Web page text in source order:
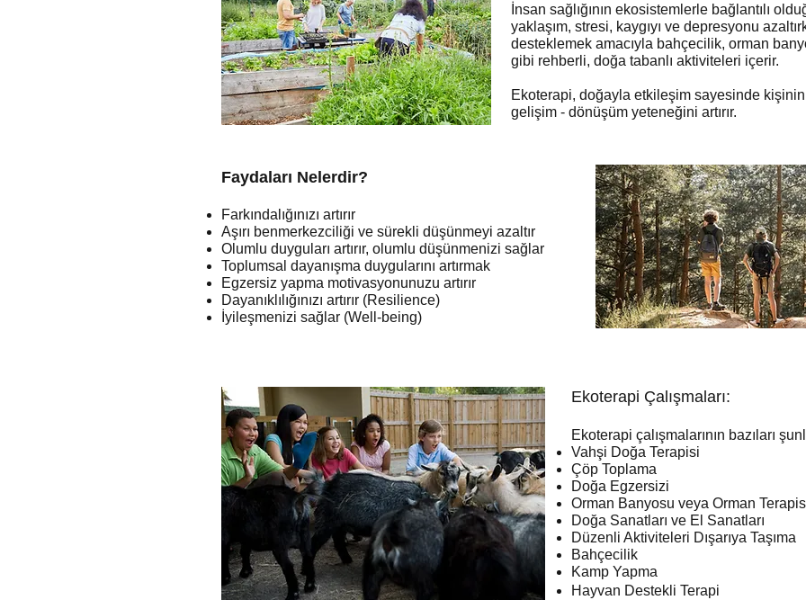
İnsan sağlığının ekosistemlerle bağlantılı
yaklaşım, stresi, kaygıyı ve depresyonu
desteklemek amacıyla bahçecilik, orman
gibi rehberli, doğa tabanlı aktiviteleri içerir.
Ekoterapi, doğayla etkileşim sayesinde
gelişim - dönüşüm yeteneğini artırır.
​​Faydaları Nelerdir?
Farkındalığınızı artırır
Aşırı benmerkezciliği ve sürekli düşünmeyi azaltır
Olumlu duyguları artırır, olumlu düşünmenizi sağlar
Toplumsal dayanışma duygularını artırmak
Egzersiz yapma motivasyonunuzu artırır
Dayanıklılığınızı artırır (Resilience)
İyileşmenizi sağlar (Well-being)
Ekoterapi Çalışmaları:
Ekoterapi çalışmalarının bazıları
Vahşi Doğa Terapisi
Çöp Toplama
Doğa Egzersizi
Orman Banyosu veya Orman
Doğa Sanatları ve El Sanatları
Düzenli Aktiviteleri Dışarıya Taşıma
Bahçecilik
Kamp Yapma
Hayvan Destekli Terapi